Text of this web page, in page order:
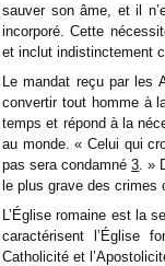
sauver son âme, et il
incorporé. Cette
et inclut indistinctement
Le mandat reçu par les
convertir tout homme à
temps et répond à la
au monde. « Celui qui
pas sera condamné 3 .
le plus grave des crimes
L’Église romaine est la
caractérisent l’Église
Catholicité et